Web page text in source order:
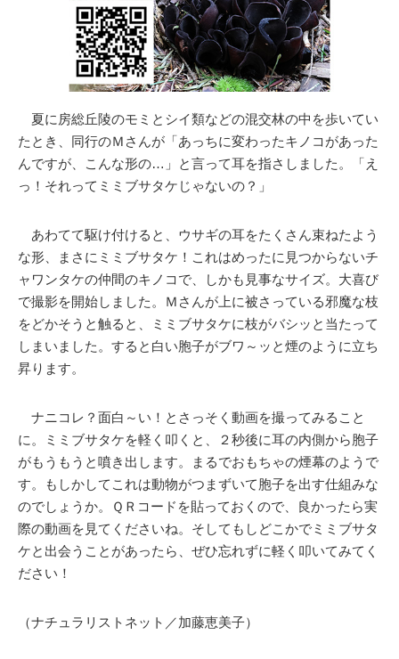
夏に房総丘陵のモミとシイ類などの混交林の中を歩いてい
たとき、同行のＭさんが「あっちに変わったキノコがあった
んですが、こんな形の…」と言って耳を指さしました。「え
っ！それってミミブサタケじゃないの？」
あわてて駆け付けると、ウサギの耳をたくさん束ねたよう
な形、まさにミミブサタケ！これはめったに見つからないチ
ャワンタケの仲間のキノコで、しかも見事なサイズ。大喜び
で撮影を開始しました。Ｍさんが上に被さっている邪魔な枝
をどかそうと触ると、ミミブサタケに枝がバシッと当たって
しまいました。すると白い胞子がブワ～ッと煙のように立ち
昇ります。
ナニコレ？面白～い！とさっそく動画を撮ってみること
に。ミミブサタケを軽く叩くと、２秒後に耳の内側から胞子
がもうもうと噴き出します。まるでおもちゃの煙幕のようで
す。もしかしてこれは動物がつまずいて胞子を出す仕組みな
のでしょうか。ＱＲコードを貼っておくので、良かったら実
際の動画を見てくださいね。そしてもしどこかでミミブサタ
ケと出会うことがあったら、ぜひ忘れずに軽く叩いてみてく
ださい！
（ナチュラリストネット／加藤恵美子）